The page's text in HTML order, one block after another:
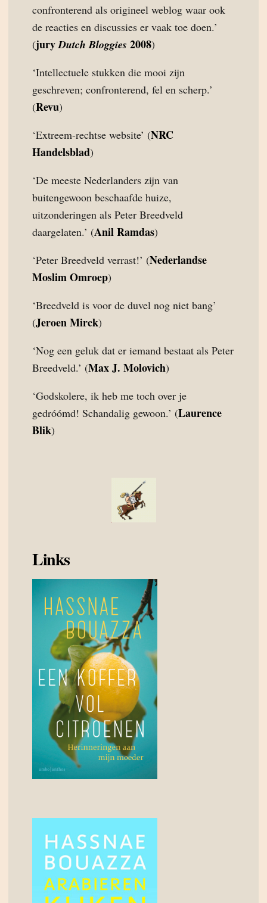
confronterend als origineel weblog waar ook
de reacties en discussies er vaak toe doen.’
(juryDutch Bloggies 2008)
‘Intellectuele stukken die mooi zijn
geschreven; confronterend, fel en scherp.’
(Revu)
‘Extreem-rechtse website’ (NRC
Handelsblad)
‘De meeste Nederlanders zijn van
buitengewoon beschaafde huize,
uitzonderingen als Peter Breedveld
daargelaten.’ (Anil Ramdas)
‘Peter Breedveld verrast!’ (Nederlandse
Moslim Omroep)
‘Breedveld is voor de duvel nog niet bang’
(Jeroen Mirck)
‘Nog een geluk dat er iemand bestaat als Peter
Breedveld.’ (Max J. Molovich)
‘Godskolere, ik heb me toch over je
gedróómd! Schandalig gewoon.’ (Laurence
Blik)
Links